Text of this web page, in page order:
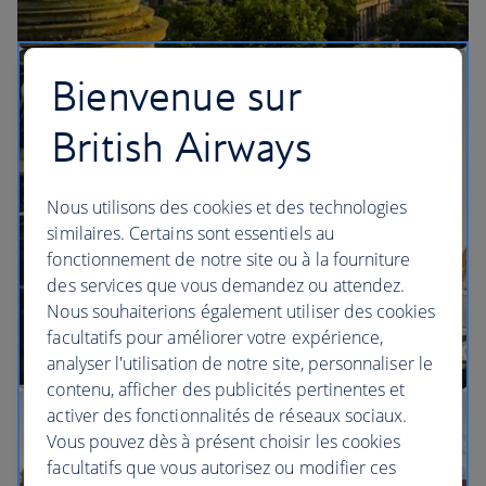
Vols pour
Bienvenue sur
British Airways
Nous utilisons des cookies et des technologies
similaires. Certains sont essentiels au
fonctionnement de notre site ou à la fourniture
des services que vous demandez ou attendez.
Nous souhaiterions également utiliser des cookies
facultatifs pour améliorer votre expérience,
analyser l'utilisation de notre site, personnaliser le
contenu, afficher des publicités pertinentes et
activer des fonctionnalités de réseaux sociaux.
Vous pouvez dès à présent choisir les cookies
facultatifs que vous autorisez ou modifier ces